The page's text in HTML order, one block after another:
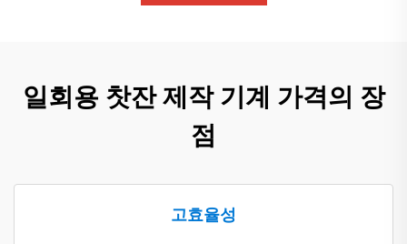
일회용 찻잔 제작 기계 가격의 장
점
고효율성